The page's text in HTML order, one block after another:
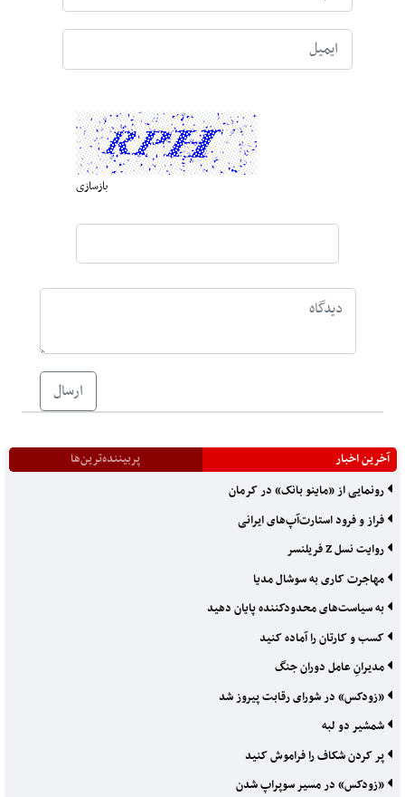
بازسازی
ارسال
آخرین اخبار
پربیننده‌ترین‌ها
رونمایی از «ماینو بانک» در کرمان
فراز و فرود استارت‌آپ‌های ایرانی
روایت نسل Z فریلنسر
مهاجرت کاری به سوشال مدیا
به سیاست‌های محدودکننده‌ پایان دهید
کسب و کارتان را آماده کنید
مدیرانِ عامل دوران جنگ
«زودکس» در شورای رقابت پیروز شد
شمشیر دو لبه
پر کردن شکاف را فراموش کنید
«زودکس» در مسیر سوپراپ شدن